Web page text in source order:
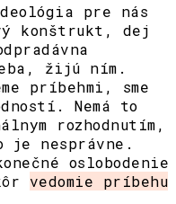
pre nás
konštrukt, dej
žijú ním.
príbehmi, sme
Nemá to
rozhodnutím,
je nesprávne.
oslobodenie
vedomie príbehu